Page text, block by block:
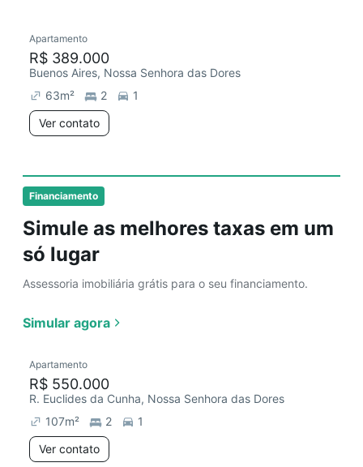
Financiamento
Simule as melhores taxas em um
só lugar
Assessoria imobiliária grátis para o seu financiamento.
Simular agora
Apartamento
R$ 389.000
Buenos Aires, Nossa Senhora das Dores
63m² 2
1
Ver contato
Apartamento
R$ 550.000
R. Euclides da Cunha, Nossa Senhora das Dores
107m² 2
1
Ver contato